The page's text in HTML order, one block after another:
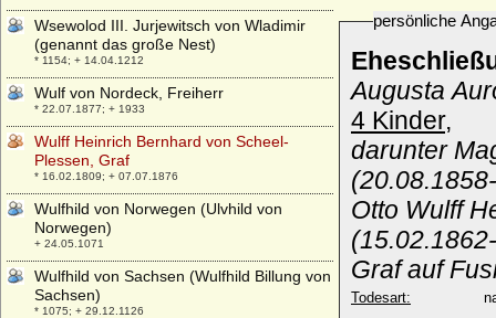
persönliche
Augusta
4 Kinder,
darunter
Otto Wulff
Graf auf
Todesart:
Wsewolod III. Jurjewitsch von Wladimir
(genannt das große Nest)
* 1154; + 14.04.1212
Wulf von Nordeck, Freiherr
* 22.07.1877; + 1933
Wulff Heinrich Bernhard von Scheel-
Plessen, Graf
* 16.02.1809; + 07.07.1876
Wulfhild von Norwegen (Ulvhild von
Norwegen)
+ 24.05.1071
Wulfhild von Sachsen (Wulfhild Billung von
Sachsen)
* 1075; + 29.12.1126